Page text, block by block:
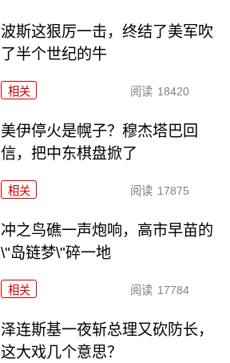
波斯这狠厉一击，终结了美军吹
了半个世纪的牛
相关 阅读 18420
美伊停火是幌子？穆杰塔巴回
信，把中东棋盘掀了
相关 阅读 17875
冲之鸟礁一声炮响，高市早苗的
\"岛链梦\"碎一地
相关 阅读 17784
泽连斯基一夜斩总理又砍防长，
这大戏几个意思？